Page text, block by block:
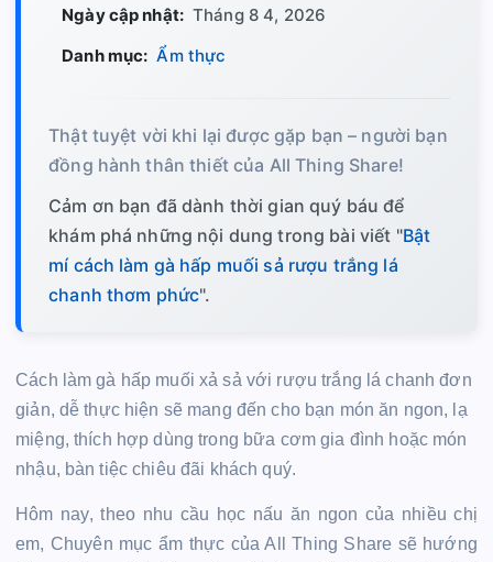
Ngày cập nhật: Tháng 8 4, 2026
Danh mục: Ẩm thực
Thật tuyệt vời khi lại được gặp bạn – người bạn
đồng hành thân thiết của All Thing Share!
Cảm ơn bạn đã dành thời gian quý báu để
khám phá những nội dung trong bài viết "Bật
mí cách làm gà hấp muối sả rượu trắng lá
chanh thơm phức".
Cách làm gà hấp muối xả sả với rượu trắng lá chanh đơn
giản, dễ thực hiện sẽ mang đến cho bạn món ăn ngon, lạ
miệng, thích hợp dùng trong bữa cơm gia đình hoặc món
nhậu, bàn tiệc chiêu đãi khách quý.
Hôm nay, theo nhu cầu học nấu ăn ngon của nhiều chị
em, Chuyên mục ẩm thực của All Thing Share sẽ hướng